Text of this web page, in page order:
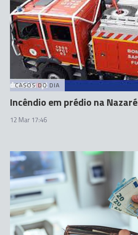
CASOS DO DIA
Incêndio em prédio na Nazaré
12 Mar 17:46